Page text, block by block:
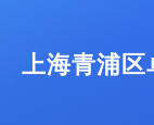
上海青浦区